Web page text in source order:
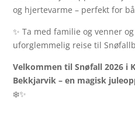
og hjertevarme – perfekt for
✨ Ta med familie og venner
uforglemmelig reise til
Velkommen til Snøfall 2026 i
Bekkjarvik – en magisk
❄️✨